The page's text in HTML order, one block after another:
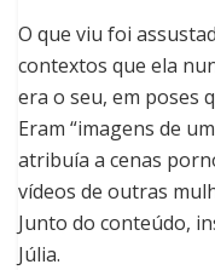
O que viu foi
contextos que ela
era o seu, em poses
Eram “imagens de
atribuía a cenas
vídeos de outras
Junto do conteúdo,
Júlia.